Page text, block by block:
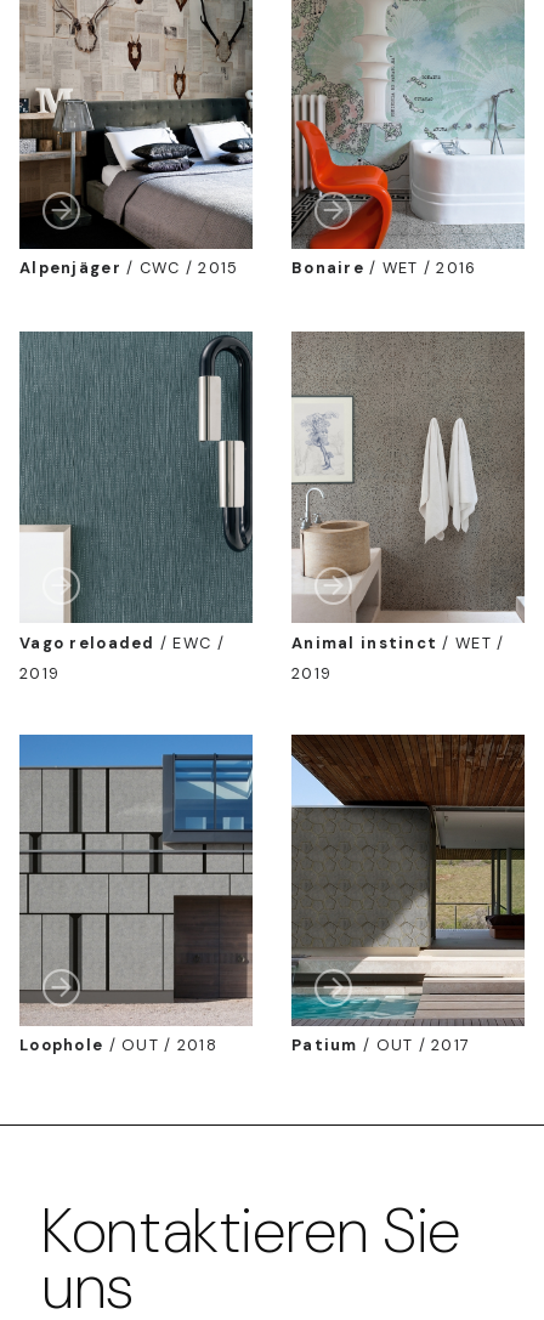
Alpenjäger / CWC / 2015 Bonaire / WET / 2016
Vago reloaded /EWC /
2019
Animal instinct /WET /
2019
Loophole /OUT / 2018 Patium / OUT / 2017
Kontaktieren Sie
uns